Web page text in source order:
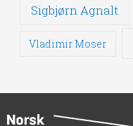
Sigbjørn Agnalt
Vladimir Moser